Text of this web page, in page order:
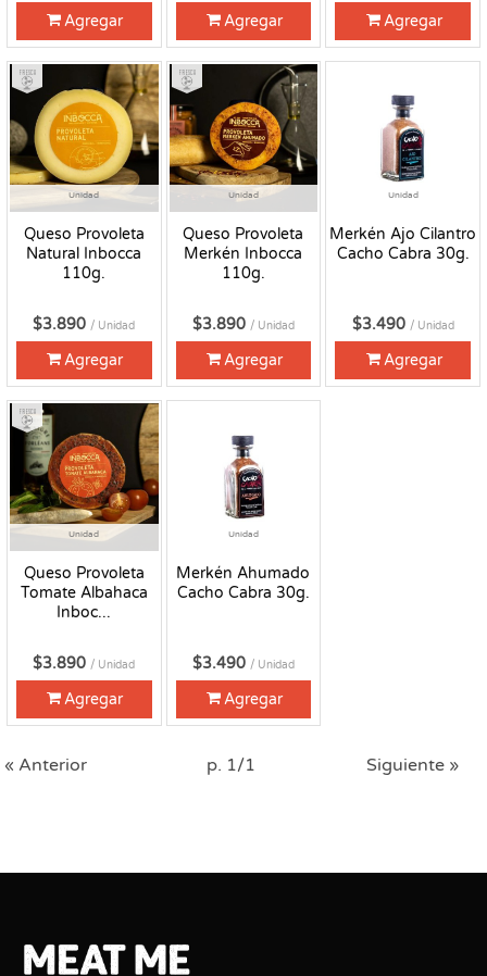
Agregar Agregar Agregar
Unidad
Queso Provoleta
Natural Inbocca
110g.
Fresco
$3.890 / Unidad
Agregar
Unidad
Queso Provoleta
Merkén Inbocca
110g.
Fresco
$3.890 / Unidad
Agregar
Unidad
Merkén Ajo Cilantro
Cacho Cabra 30g.
$3.490 / Unidad
Agregar
Unidad
Queso Provoleta
Tomate Albahaca
Inboc...
Fresco
$3.890 / Unidad
Agregar
Unidad
Merkén Ahumado
Cacho Cabra 30g.
$3.490 / Unidad
Agregar
« Anterior p. 1/1 Siguiente »